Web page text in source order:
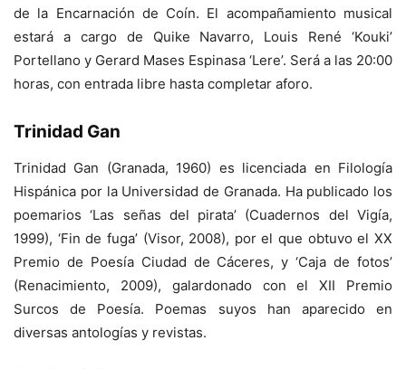
de la Encarnación de Coín. El acompañamiento musical
estará a cargo de Quike Navarro, Louis René ‘Kouki’
Portellano y Gerard Mases Espinasa ‘Lere’. Será a las 20:00
horas, con entrada libre hasta completar aforo.
Trinidad Gan
Trinidad Gan (Granada, 1960) es licenciada en Filología
Hispánica por la Universidad de Granada. Ha publicado los
poemarios ‘Las señas del pirata’ (Cuadernos del Vigía,
1999), ‘Fin de fuga’ (Visor, 2008), por el que obtuvo el XX
Premio de Poesía Ciudad de Cáceres, y ‘Caja de fotos’
(Renacimiento, 2009), galardonado con el XII Premio
Surcos de Poesía. Poemas suyos han aparecido en
diversas antologías y revistas.